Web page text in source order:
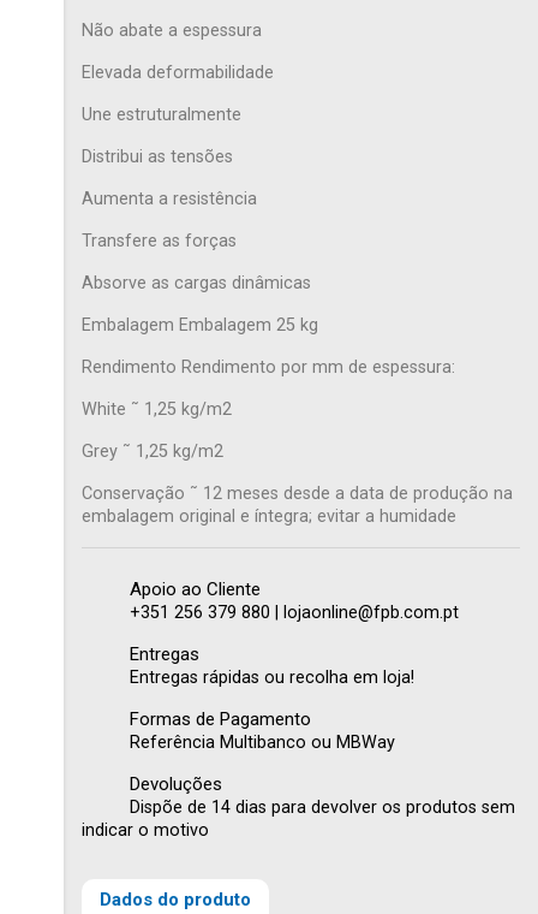
Criar lista de desejos ×
×
sua lista de desejos.
Não abate a espessura
Elevada deformabilidade
Une estruturalmente
Distribui as tensões
Aumenta a resistência
Transfere as forças
Absorve as cargas dinâmicas
Embalagem Embalagem 25 kg
Rendimento Rendimento por mm de espessura:
White ˜ 1,25 kg/m2
Grey ˜ 1,25 kg/m2
Conservação ˜ 12 meses desde a data de produção na
embalagem original e íntegra; evitar a humidade
Apoio ao Cliente
+351 256 379 880 | lojaonline@fpb.com.pt
Entregas
Entregas rápidas ou recolha em loja!
Formas de Pagamento
Referência Multibanco ou MBWay
Devoluções
Dispõe de 14 dias para devolver os produtos sem
indicar o motivo
Dados do produto